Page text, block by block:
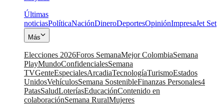
Últimas
noticiasPolíticaNaciónDineroDeportesOpiniónImpresaJet Set
Más
Elecciones 2026Foros SemanaMejor ColombiaSemana
PlayMundoConfidencialesSemana
TVGenteEspecialesArcadiaTecnologíaTurismoEstados
UnidosVehículosSemana SostenibleFinanzas Personales4
PatasSaludLoteríasEducaciónContenido en
colaboraciónSemana RuralMujeres